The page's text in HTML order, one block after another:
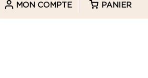
MON COMPTE PANIER